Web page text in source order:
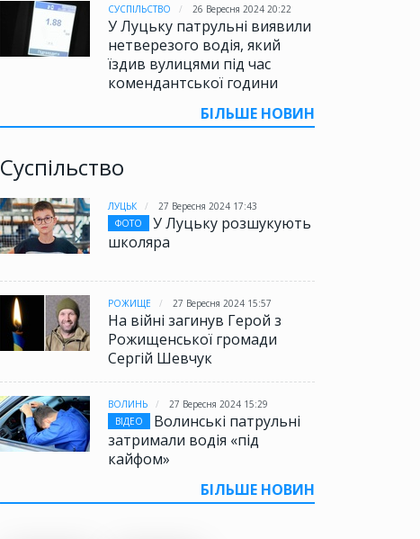
СУСПІЛЬСТВО 26 Вересня 2024 20:22
У Луцьку патрульні виявили
нетверезого водія, який
їздив вулицями під час
комендантської години
БІЛЬШЕ НОВИН
Суспільство
ЛУЦЬК
27 Вересня 2024 17:43
ФОТО
У Луцьку розшукують
школяра
РОЖИЩЕ 27 Вересня 2024 15:57
На війні загинув Герой з
Рожищенської громади
Сергій Шевчук
ВОЛИНЬ
27 Вересня 2024 15:29
ВІДЕО
Волинські патрульні
затримали водія «під
кайфом»
БІЛЬШЕ НОВИН